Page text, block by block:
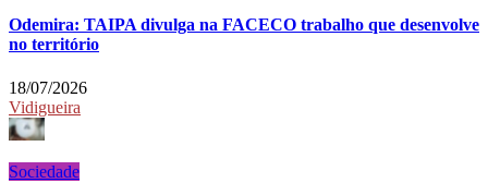
Odemira: TAIPA divulga na FACECO trabalho que desenvolve
no território
18/07/2026
Vidigueira
Sociedade